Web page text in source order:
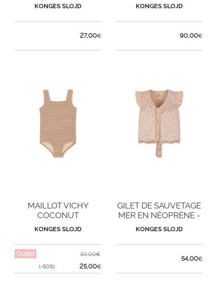
KONGES SLOJD
27,00€
KONGES SLOJD
90,00€
MAILLOT VICHY
COCONUT
KONGES SLOJD
Outlet
(-50%)
50,00€
25,00€
GILET DE SAUVETAGE
MER EN NÉOPRÈNE -
STAR MULTI
KONGES SLOJD
54,00€